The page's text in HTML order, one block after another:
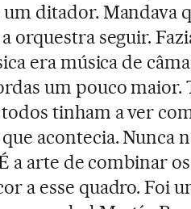
ditador. Mandava
orquestra seguir.
era música de
um pouco maior.
tinham a ver
acontecia. Nunca
a arte de combinar
a esse quadro. Foi